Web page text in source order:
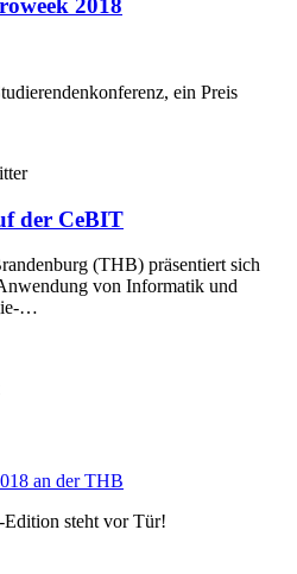
2018
ein Preis
der CeBIT
(THB) präsentiert sich
von Informatik und
…
steht vor Tür!